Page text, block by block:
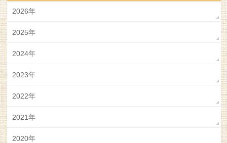
2026年
2025年
2024年
2023年
2022年
2021年
2020年